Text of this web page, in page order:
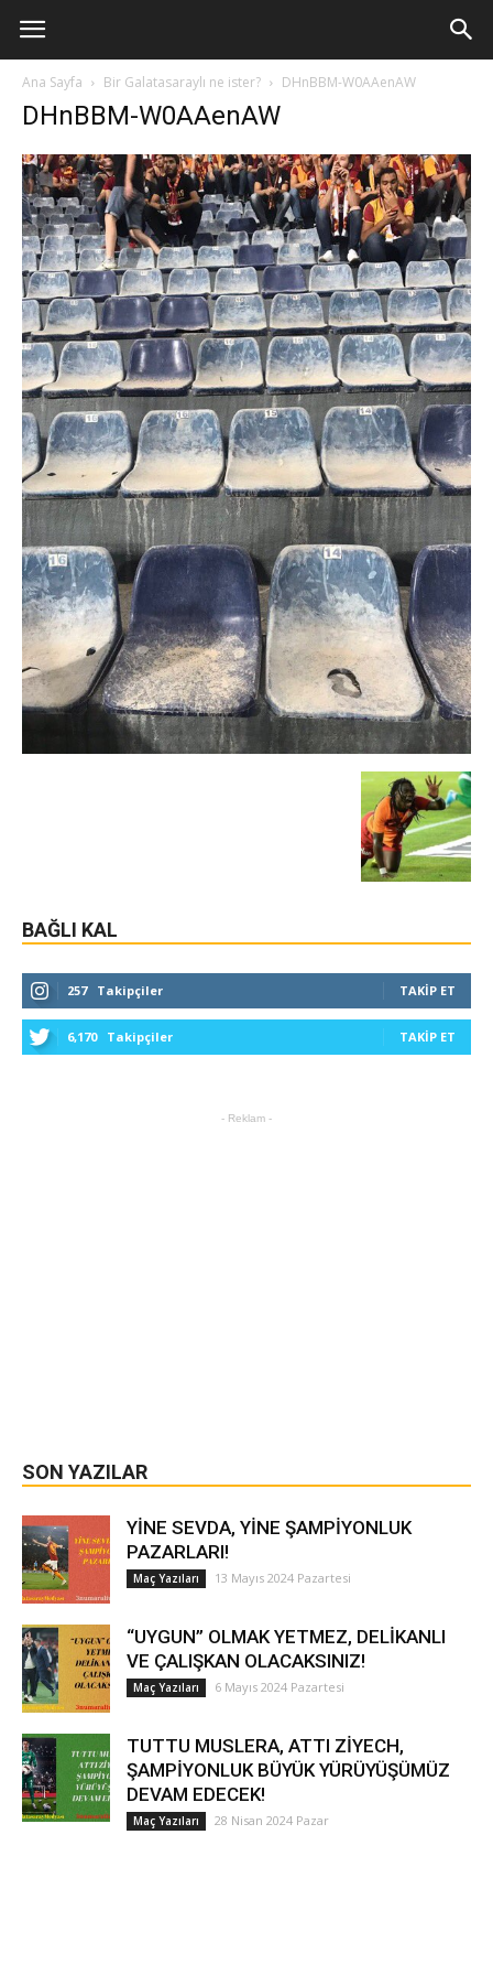
Ana Sayfa Bir Galatasaraylı ne ister? DHnBBM-W0AAenAW
DHnBBM-W0AAenAW
BAĞLI KAL
257 Takipçiler TAKIP ET
6,170 Takipçiler TAKIP ET
- Reklam -
SON YAZILAR
YİNE SEVDA, YİNE ŞAMPİYONLUK
PAZARLARI!
Maç Yazıları 13 Mayıs 2024 Pazartesi
“UYGUN” OLMAK YETMEZ, DELİKANLI
VE ÇALIŞKAN OLACAKSINIZ!
Maç Yazıları 6 Mayıs 2024 Pazartesi
TUTTU MUSLERA, ATTI ZİYECH,
ŞAMPİYONLUK BÜYÜK YÜRÜYÜŞÜMÜZ
DEVAM EDECEK!
Maç Yazıları 28 Nisan 2024 Pazar